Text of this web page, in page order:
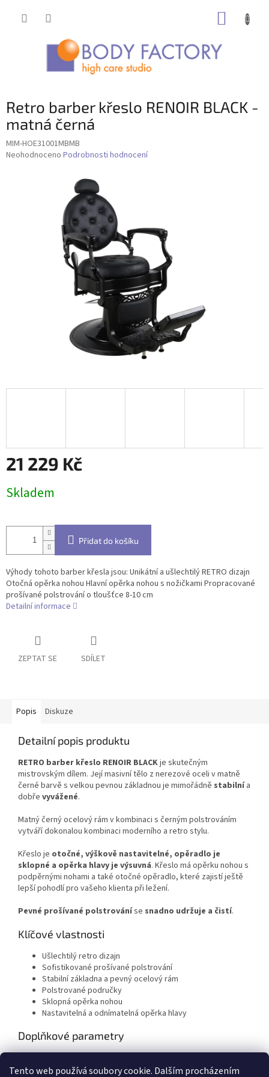
Tento web používá soubory cookie. Dalším procházením
Retro barber křeslo RENOIR BLACK -
matná černá
MIM-HOE31001MBMB
Průměrné
Neohodnoceno Podrobnosti hodnocení
21 229 Kč
cena:
Skladem
Přidat do košíku
Výhody tohoto barber křesla jsou: Unikátní a ušlechtilý RETRO dizajn
Otočná opěrka nohou Hlavní opěrka nohou s nožičkami Propracované
prošívané polstrování o tloušťce 8-10 cm
Detailní informace
ZEPTAT SE SDÍLET
Popis Diskuze
Detailní popis produktu
RETRO barber křeslo RENOIR BLACKje skutečným
mistrovským dílem. Její masivní tělo z nerezové oceli v matně
černé barvě s velkou pevnou základnou je mimořádně stabilnía
dobře vyvážené.
Matný černý ocelový rám v kombinaci s černým polstrováním
vytváří dokonalou kombinaci moderního a retro stylu.
Křeslo je otočné, výškově nastavitelné, opěradlo je
sklopné a opěrka hlavy je výsuvná. Křeslo má opěrku nohou s
podpěrnými nohami a také otočné opěradlo, které zajistí ještě
lepší pohodlí pro vašeho klienta při ležení.
Pevné prošívané polstrováníse snadno udržuje a čistí.
Klíčové vlastnosti
Ušlechtilý retro dizajn
Sofistikované prošívané polstrování
Stabilní základna a pevný ocelový rám
Polstrované područky
Sklopná opěrka nohou
Nastavitelná a odnímatelná opěrka hlavy
Doplňkové parametry
Hmotnost
64 kg